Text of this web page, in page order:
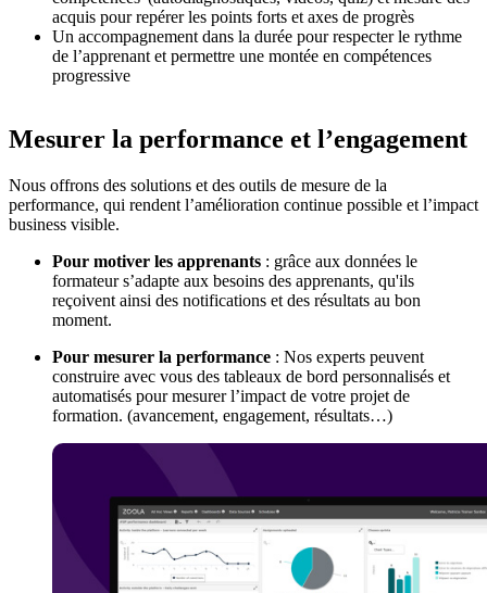
acquis pour repérer les points forts et axes de progrès
Un accompagnement dans la durée pour respecter le rythme
de l’apprenant et permettre une montée en compétences
progressive
Mesurer la performance et l’engagement
Nous offrons des solutions et des outils de mesure de la
performance, qui rendent l’amélioration continue possible et l’impact
business visible.
Pour motiver les apprenants : grâce aux données le
formateur s’adapte aux besoins des apprenants, qu'ils
reçoivent ainsi des notifications et des résultats au bon
moment.
Pour mesurer la performance : Nos experts peuvent
construire avec vous des tableaux de bord personnalisés et
automatisés pour mesurer l’impact de votre projet de
formation. (avancement, engagement, résultats…)